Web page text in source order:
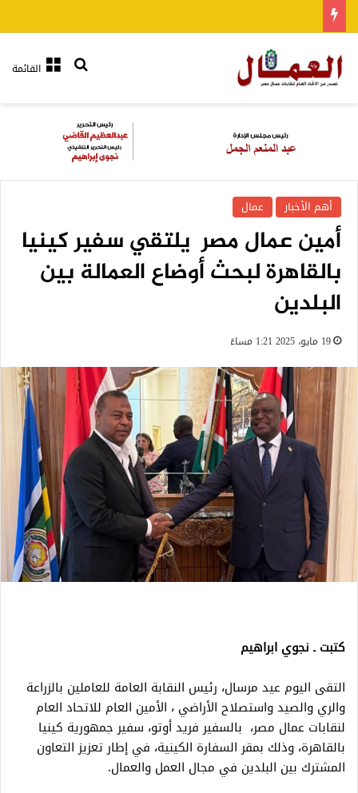
القائمةبحث عن
أهم الأخبار عمال
أمين عمال مصر يلتقي سفير كينيا
بالقاهرة لبحث أوضاع العمالة بين
البلدين
19 مايو، 2025 1:21 مساءً
كتبت ـ نجوي ابراهيم
التقى اليوم عيد مرسال، رئيس النقابة العامة للعاملين بالزراعة
والري والصيد واستصلاح الأراضي ، الأمين العام للاتحاد العام
لنقابات عمال مصر، بالسفير فريد أوتو، سفير جمهورية كينيا
بالقاهرة، وذلك بمقر السفارة الكينية، في إطار تعزيز التعاون
المشترك بين البلدين في مجال العمل والعمال.